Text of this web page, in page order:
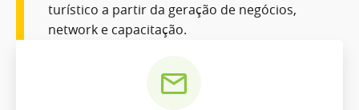
turístico a partir da geração de negócios,
network e capacitação.